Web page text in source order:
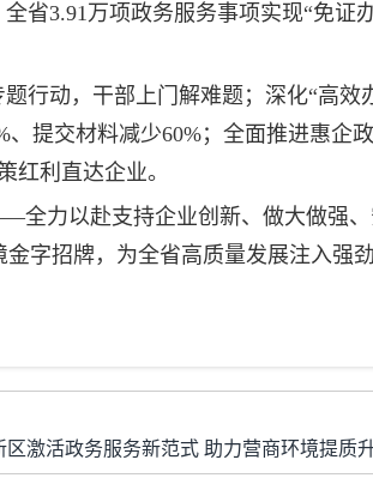
省3.91万项政务服务事项实现“免证
行动，干部上门解难题；深化“高效
提交材料减少60%；全面推进惠企
红利直达企业。
全力以赴支持企业创新、做大做强
字招牌，为全省高质量发展注入强
激活政务服务新范式 助力营商环境提质